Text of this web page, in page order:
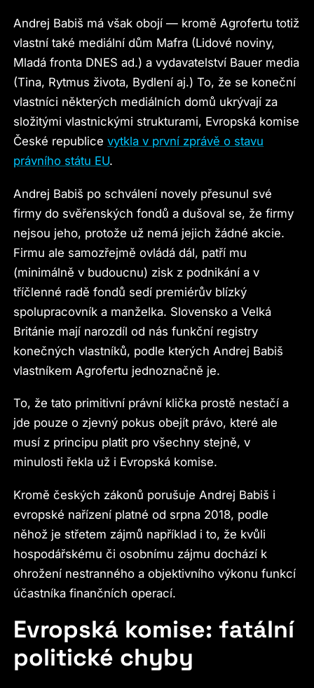
Andrej Babiš má však obojí — kromě Agrofertu totiž
vlastní také mediální dům Mafra (Lidové noviny,
Mladá fronta DNES ad.) a vydavatelství Bauer media
(Tina, Rytmus života, Bydlení aj.) To, že se koneční
vlastníci některých mediálních domů ukrývají za
složitými vlastnickými strukturami, Evropská komise
České republicevytkla v první zprávě o stavu
právního státu EU.
Andrej Babiš po schválení novely přesunul své
firmy do svěřenských fondů a dušoval se, že firmy
nejsou jeho, protože už nemá jejich žádné akcie.
Firmu ale samozřejmě ovládá dál, patří mu
(minimálně v budoucnu) zisk z podnikání a v
tříčlenné radě fondů sedí premiérův blízký
spolupracovník a manželka. Slovensko a Velká
Británie mají narozdíl od nás funkční registry
konečných vlastníků, podle kterých Andrej Babiš
vlastníkem Agrofertu jednoznačně je.
To, že tato primitivní právní klička prostě nestačí a
jde pouze o zjevný pokus obejít právo, které ale
musí z principu platit pro všechny stejně, v
minulosti řekla už i Evropská komise.
Kromě českých zákonů porušuje Andrej Babiš i
evropské nařízení platné od srpna 2018, podle
něhož je střetem zájmů například i to, že kvůli
hospodářskému či osobnímu zájmu dochází k
ohrožení nestranného a objektivního výkonu funkcí
účastníka finančních operací.
Evropská komise: fatální
politické chyby